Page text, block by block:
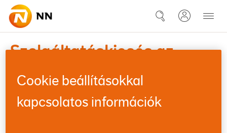
Ugrás a fő tartalomhoz
21-03-14 Szolgáltatáskiesés
Szolgáltatáskiesés az
nn.hu-n és az NN Direkten
tervezett karbantartás
miatt
Cookie beállításokkal
kapcsolatos információk